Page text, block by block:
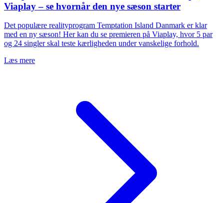
Viaplay – se hvornår den nye sæson starter
Det populære realityprogram Temptation Island Danmark er klar
med en ny sæson! Her kan du se premieren på Viaplay, hvor 5 par
og 24 singler skal teste kærligheden under vanskelige forhold.
Læs mere